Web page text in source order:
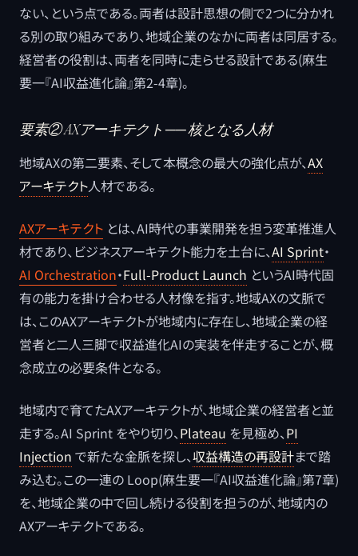
ない、という点である。両者は設計思想の側で2つに分かれ
る別の取り組みであり、地域企業のなかに両者は同居する。
経営者の役割は、両者を同時に走らせる設計である(麻生
要一『AI収益進化論』第2-4章)。
要素② AXアーキテクト ── 核となる人材
地域AXの第二要素、そして本概念の最大の強化点が、AX
アーキテクト人材である。
AXアーキテクト とは、AI時代の事業開発を担う変革推進人
材であり、ビジネスアーキテクト能力を土台に、AI Sprint・
AI Orchestration・Full-Product Launch というAI時代固
有の能力を掛け合わせる人材像を指す。地域AXの文脈で
は、このAXアーキテクトが地域内に存在し、地域企業の経
営者と二人三脚で収益進化AIの実装を伴走することが、概
念成立の必要条件となる。
地域内で育てたAXアーキテクトが、地域企業の経営者と並
走する。AI Sprint をやり切り、Plateau を見極め、PI
Injection で新たな金脈を探し、収益構造の再設計まで踏
み込む。この一連の Loop(麻生要一『AI収益進化論』第7章)
を、地域企業の中で回し続ける役割を担うのが、地域内の
AXアーキテクトである。